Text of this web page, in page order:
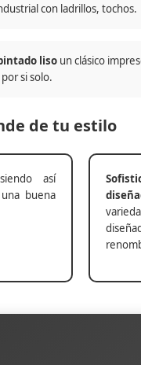
con ladrillos, tochos.
liso un clásico
si solo.
de tu estilo
así
buena